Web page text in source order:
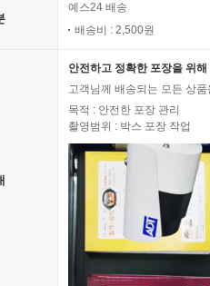
예스24 배송
배송비 : 2,500원
안전하고 정확한 포장을 위
고객님께 배송되는 모든 상
목적 : 안전한 포장 관리
촬영범위 : 박스 포장 작업